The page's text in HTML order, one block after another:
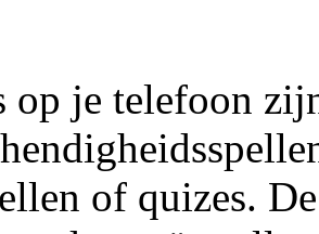
op je telefoon
of quizes.